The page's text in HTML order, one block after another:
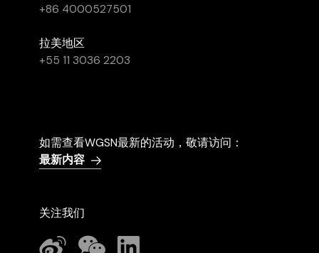
+86 4000527501
拉美地区
+55 11 3036 2203
如需查看WGSN最新的活动，敬请访问：
最新内容
关注我们